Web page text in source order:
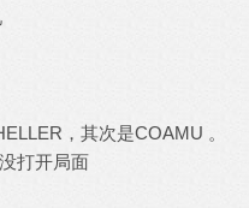
，其次是COAMU 。
打开局面